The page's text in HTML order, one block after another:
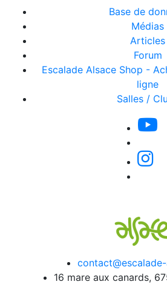
Base de
Médias
Articles
Forum
Escalade Alsace Shop -
ligne
Salles /
16 mare aux canards,